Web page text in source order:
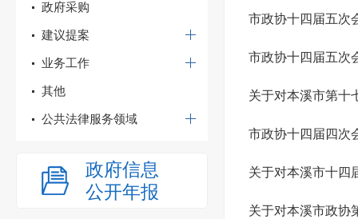
政府采购
建议提案
业务工作
其他
公共法律服务领域
政府信息
公开年报
市政协十四届五次
复
市政协十四届五次
复
关于对本溪市第十
市政协十四届四次
关于对本溪市十四
关于对本溪市政协